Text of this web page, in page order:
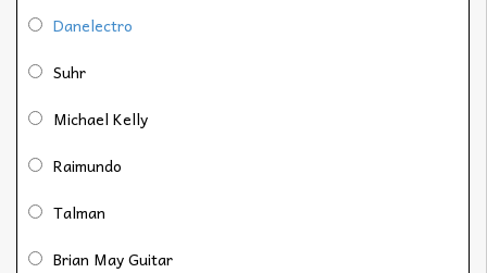
Danelectro
Suhr
Michael Kelly
Raimundo
Talman
Brian May Guitar